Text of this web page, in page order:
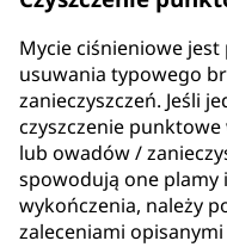
Mycie ciśnieniowe
usuwania typowego
zanieczyszczeń. Jeśli
czyszczenie
lub owadów /
spowodują one plamy
wykończenia, należy
zaleceniami